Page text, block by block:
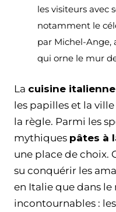
les visiteurs avec
notamment le
par Michel-Ange,
qui orne le mur
La cuisine italienne
les papilles et la
la règle. Parmi les
mythiques pâtes à
une place de choix.
su conquérir les
en Italie que dans
incontournables : les